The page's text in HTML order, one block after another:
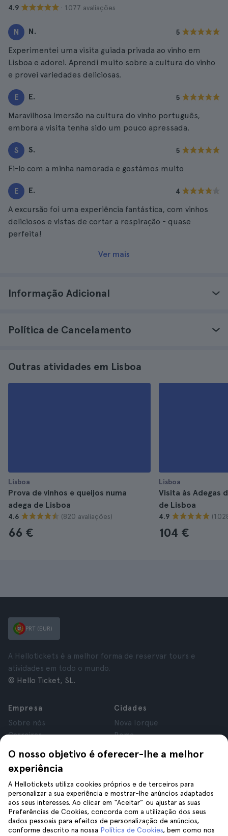
4.9 · 1.077 avaliações
N N. 5
Experimentei uma visita guiada privada ao vinho em
Lisboa e adorei. Aprendi muito sobre a cultura do vinho
e provei variedades deliciosas.
E E. 5
Maravilhosa imersão na cultura do vinho português,
embora a visita tenha sido um pouco apressada.
S S. 5
Fi-lo com a minha namorada e gostámos muito
E E. 4
A excursão foi uma experiência fantástica, com vinhos
deliciosos e vistas de cortar a respiração - quase
perfeita!
Ver mais
Informação Adicional
Política de Cancelamento
Outras atividades em Lisboa
Lisboa
Prova de vinhos e queijos numa
adega de Lisboa
4.6 (820 avaliações)
66 €
Lisboa
Visita às Adegas
de Lisboa
4.9
104 €
O nosso objetivo é oferecer-lhe a melhor
experiência
A Hellotickets utiliza cookies próprios e de terceiros para
personalizar a sua experiência e mostrar-lhe anúncios adaptados
aos seus interesses. Ao clicar em “Aceitar” ou ajustar as suas
Preferências de Cookies, concorda com a utilização dos seus
dados pessoais para efeitos de personalização de anúncios,
conforme descrito na nossa Política de Cookies, bem como nos
PRT (EUR)
A Hellotickets é a melhor forma de reservar tours e
atividades em todo o mundo.
© Hello Ticket, SL.
Empresa
Sobre nós
Carreiras
Avaliações
Privacidade
Termos e Condições
Aviso Legal
Cookies
Cidades
Nova Iorque
Roma
Londres
Cracóvia
Tenerife